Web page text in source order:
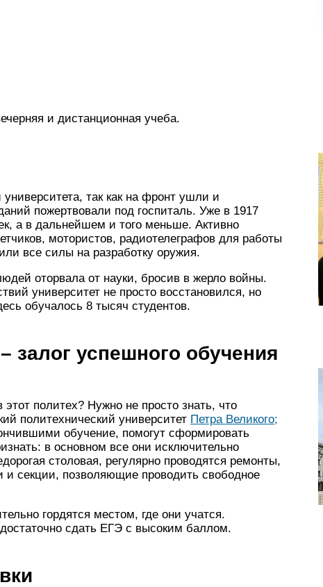
и дистанционная учеба.
так как на фронт ушли и
пожертвовали под госпиталь. Уже в 1917
а в дальнейшем и того меньше. Активно
мотористов, радиотелеграфов для работы
все силы на разработку оружия.
оторвала от науки, бросив в жерло войны.
университет не просто восстановился, но
обучалось 8 тысяч студентов.
успешного обучения
политех? Нужно не просто знать, что
политехнический университет Петра Великого;
обучение, помогут сформировать
в основном все они исключительно
столовая, регулярно проводятся ремонты,
и секции, позволяющие проводить свободное
гордятся местом, где они учатся.
сдать ЕГЭ с высоким баллом.